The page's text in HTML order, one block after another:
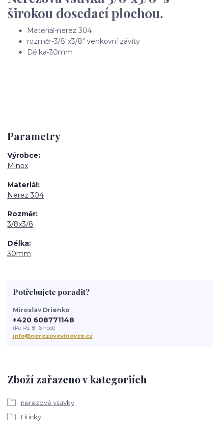
širokou dosedací plochou.
Materiál-nerez 304
rozměr-3/8"x3/8" venkovní závity
Délka-30mm
Parametry
Výrobce
Minox
Materiál
Nerez 304
Rozměr
3/8x3/8
Délka
30mm
Zboží zařazeno v kategoriích
nerezové vsuvky
Fitinky
Potřebujete poradit?
Miroslav Drienko
+420 608771148
(Po-Pá, 8-16 hod.)
info@nerezovevlnovce.cz